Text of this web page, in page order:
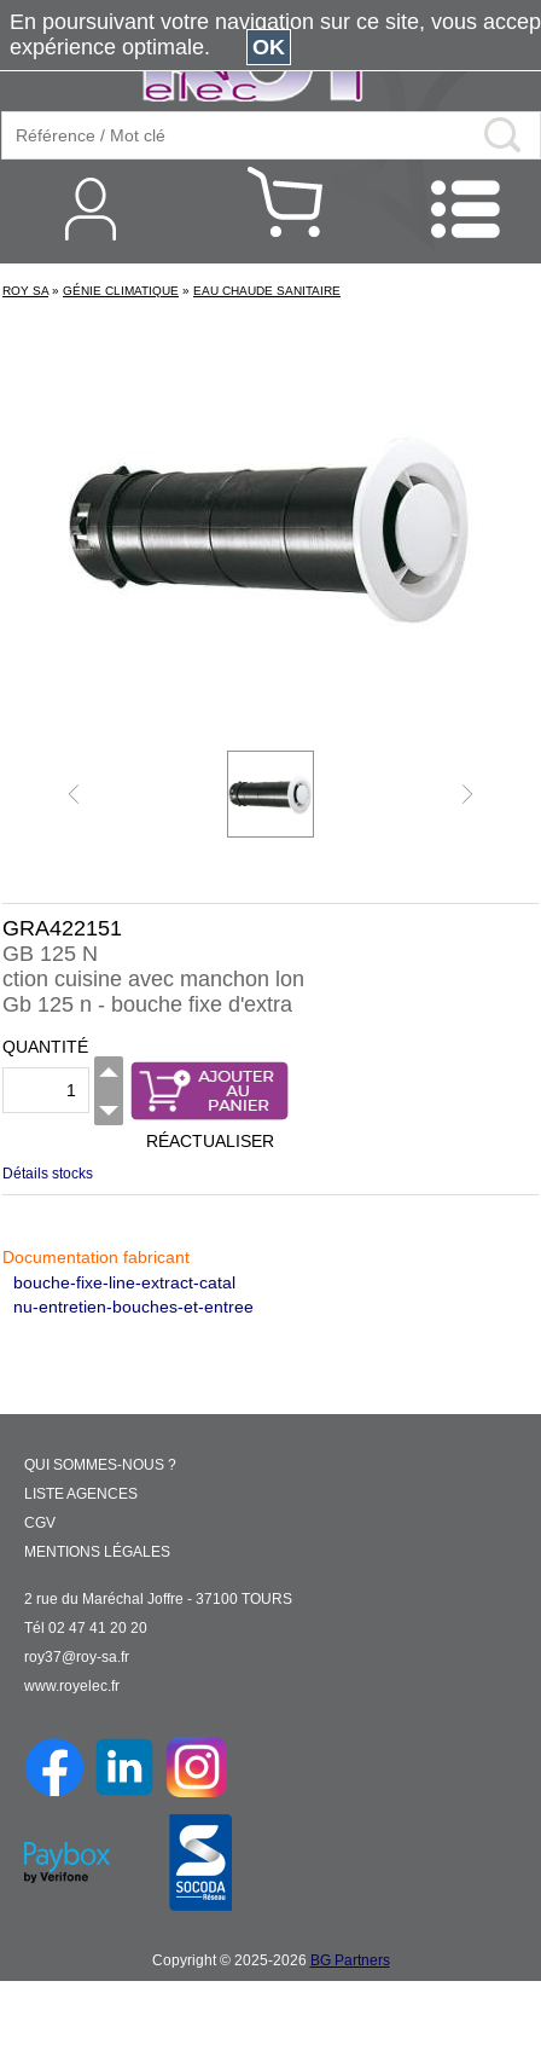
ROY SA » GÉNIE CLIMATIQUE » EAU CHAUDE SANITAIRE
GRA422151
GB 125 N
ction cuisine avec manchon lon
Gb 125 n - bouche fixe d'extra
QUANTITÉ
RÉACTUALISER
Détails stocks
Documentation fabricant
bouche-fixe-line-extract-catal
nu-entretien-bouches-et-entree
QUI SOMMES-NOUS ?
LISTE AGENCES
CGV
MENTIONS LÉGALES
2 rue du Maréchal Joffre - 37100 TOURS
Tél 02 47 41 20 20
roy37@roy-sa.fr
www.royelec.fr
Copyright © 2025-2026 BG Partners
En poursuivant votre navigation sur ce site, vous
expérience optimale.
OK